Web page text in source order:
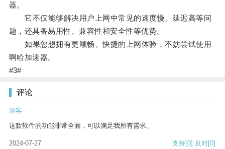
器。
它不仅能够解决用户上网中常见的速度慢、延迟高等问
题，还具备易用性、兼容性和安全性等优势。
如果您想拥有更顺畅、快捷的上网体验，不妨尝试使用
啊哈加速器。
#3#
评论
游客
这款软件的功能非常全面，可以满足我所有需求。
2024-07-27 支持[0] 反对[0]